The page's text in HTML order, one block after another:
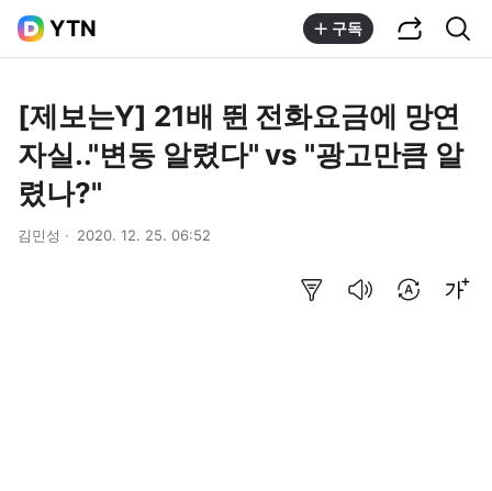
YTN 구독
[제보는Y] 21배 뛴 전화요금에 망연
자실.."변동 알렸다" vs "광고만큼 알
렸나?"
김민성 2020. 12. 25. 06:52